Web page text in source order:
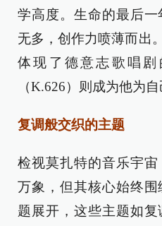
学高度。生命的最后
无多，创作力喷薄而出
体现了德意志歌唱剧
（K.626）则成为他为
复调般交织的主题
检视莫扎特的音乐宇
万象，但其核心始终
题展开，这些主题如